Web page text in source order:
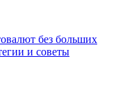
без больших
и советы